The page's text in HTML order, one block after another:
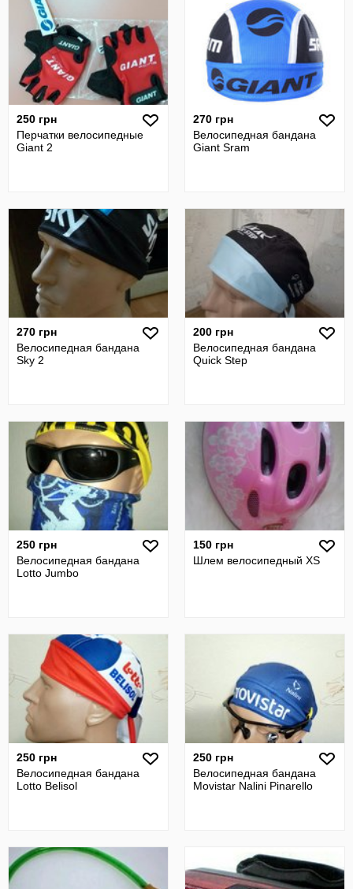
250 грн
Перчатки велосипедные
Giant 2
270 грн
Велосипедная бандана
Giant Sram
270 грн
Велосипедная бандана
Sky 2
200 грн
Велосипедная бандана
Quick Step
250 грн
Велосипедная бандана
Lotto Jumbo
150 грн
Шлем велосипедный XS
250 грн
Велосипедная бандана
Lotto Belisol
250 грн
Велосипедная бандана
Movistar Nalini Pinarello